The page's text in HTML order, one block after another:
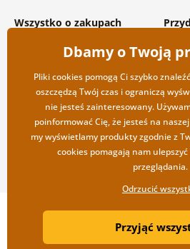
Wszystko o zakupach
Warunki handlowe i
reklamacyjne
Prywatność
Opcje wysyłki i płatności
Zwrot towarów
Copyright ©2019 ©
| Sklep
Dbamy o Twoją
Pliki cookies pomogą Ci szybko
oszczędzą Twój czas i ograniczą
nie jesteś zainteresowany.
poinformować Cię, że jesteś na
my wyświetlamy produkty zgodnie z
cookies pomagają nam
przeglądania.
Odrzucić
Przyjąć